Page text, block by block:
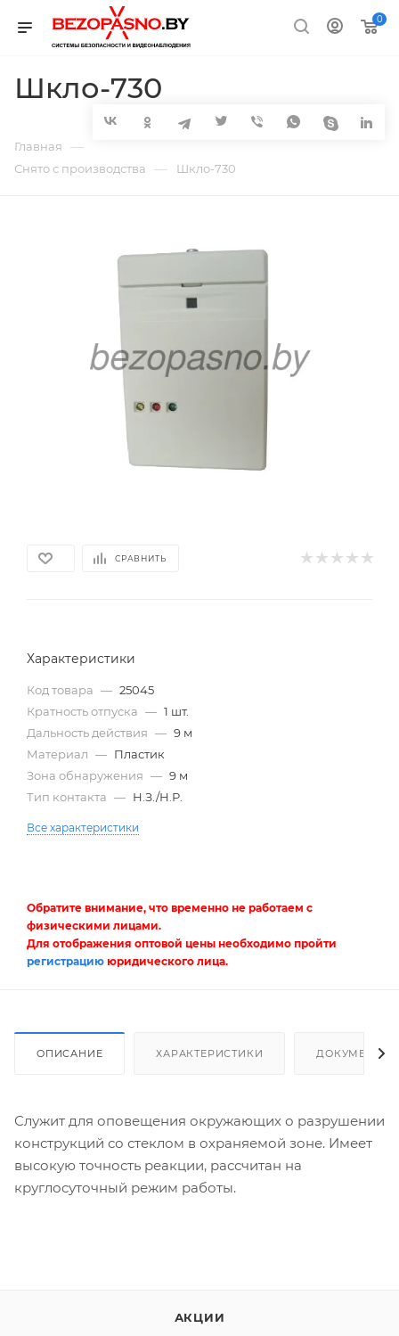
0
Шкло-730
Главная —
Снято с производства — Шкло-730
СРАВНИТЬ
Характеристики
Код товара — 25045
Кратность отпуска — 1 шт.
Дальность действия — 9 м
Материал — Пластик
Зона обнаружения — 9 м
Тип контакта — Н.З./Н.Р.
Все характеристики
Обратите внимание, что временно не работаем с
физическими лицами.
Для отображения оптовой цены необходимо пройти
регистрацию юридического лица.
ОПИСАНИЕ ХАРАКТЕРИСТИКИ ДОКУМЕНТЫ
Служит для оповещения окружающих о разрушении
конструкций со стеклом в охраняемой зоне. Имеет
высокую точность реакции, рассчитан на
круглосуточный режим работы.
АКЦИИ